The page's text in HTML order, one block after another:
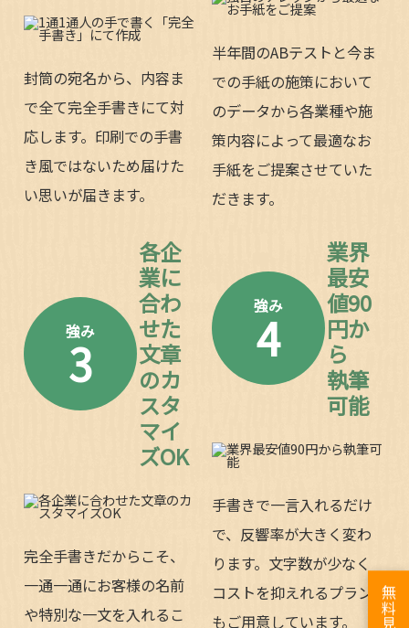
封筒の宛名から、内容ま
で全て完全手書きにて対
応します。印刷での手書
き風ではないため届けた
い思いが届きます。
半年間のABテストと今ま
での手紙の施策において
のデータから各業種や施
策内容によって最適なお
手紙をご提案させていた
だきます。
強み
3
各企
業に
合わ
せた
文章
のカ
スタ
マイ
ズOK
完全手書きだからこそ、
一通一通にお客様の名前
や特別な一文を入れるこ
強み
4
業界
最安
値90
円か
ら
執筆
可能
手書きで一言入れるだけ
で、反響率が大きく変わ
ります。文字数が少なく
コストを抑えれるプラン
もご用意しています。